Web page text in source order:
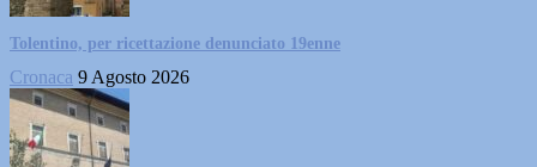
Tolentino, per ricettazione denunciato 19enne
Cronaca 9 Agosto 2026